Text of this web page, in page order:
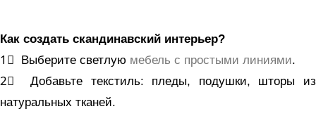
Как создать скандинавский интерьер?
1⃣ Выберите светлую мебель с простыми линиями.
2⃣ Добавьте текстиль: пледы, подушки, шторы из
натуральных тканей.